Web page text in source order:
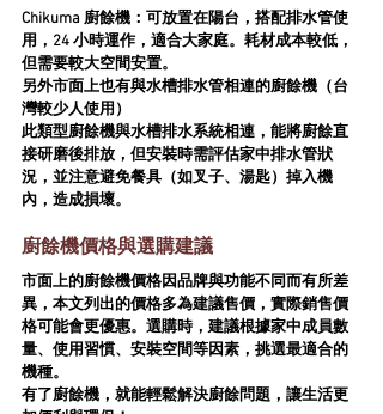
Chikuma 廚餘機 ：可放置在陽台，搭配排水管使
用，24 小時運作，適合大家庭。耗材成本較低，
但需要較大空間安置。
另外市面上也有與水槽排水管相連的廚餘機 （台
灣較少人使用）
此類型廚餘機與水槽排水系統相連，能將廚餘直
接研磨後排放，但安裝時需評估家中排水管狀
況，並注意避免餐具（如叉子、湯匙）掉入機
內，造成損壞。
廚餘機價格與選購建議
市面上的廚餘機價格因品牌與功能不同而有所差
異，本文列出的價格多為建議售價，實際銷售價
格可能會更優惠。選購時，建議根據家中成員數
量、使用習慣、安裝空間等因素，挑選最適合的
機種。
有了廚餘機，就能輕鬆解決廚餘問題，讓生活更